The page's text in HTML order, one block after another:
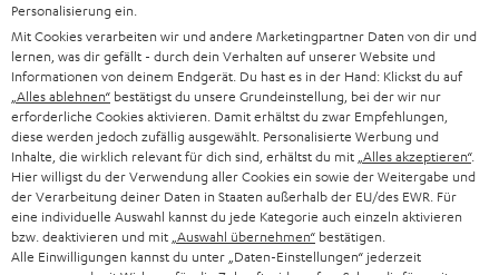
BARRIEREFREIHEIT
Impressum AGB
Vertrag widerrufen
Personalisierung ein.
Mit Cookies verarbeiten wir und andere Marketingpartner Daten von dir und
lernen, was dir gefällt - durch dein Verhalten auf unserer Website und
Informationen von deinem Endgerät. Du hast es in der Hand: Klickst du auf
„Alles ablehnen“ bestätigst du unsere Grundeinstellung, bei der wir nur
erforderliche Cookies aktivieren. Damit erhältst du zwar Empfehlungen,
diese werden jedoch zufällig ausgewählt. Personalisierte Werbung und
Inhalte, die wirklich relevant für dich sind, erhältst du mit „Alles akzeptieren“.
Hier willigst du der Verwendung aller Cookies ein sowie der Weitergabe und
der Verarbeitung deiner Daten in Staaten außerhalb der EU/des EWR. Für
eine individuelle Auswahl kannst du jede Kategorie auch einzeln aktivieren
bzw. deaktivieren und mit „Auswahl übernehmen“ bestätigen.
Alle Einwilligungen kannst du unter „Daten-Einstellungen“ jederzeit